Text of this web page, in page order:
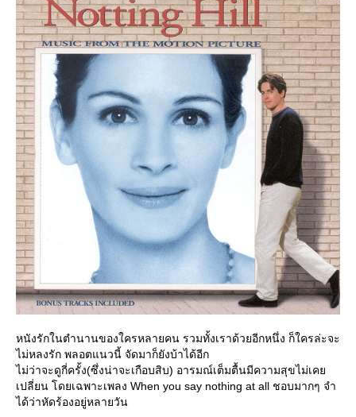
หนังรักในตำนานของใครหลายคน รวมทั้งเราด้วยอีกหนึ่ง ก็ใครล่ะจะ
ไม่หลงรัก พลอตแนวนี้ จัดมาก็ยังบ้าได้อีก
ไม่ว่าจะดูกี่ครั้ง(ซึ่งน่าจะเกือบสิบ) อารมณ์เต็มตื้นมีความสุขไม่เค
เปลี่ยน โดยเฉพาะเพลง When you say nothing at all ชอบมากๆ จำ
ได้ว่าหัดร้องอยู่หลายวัน